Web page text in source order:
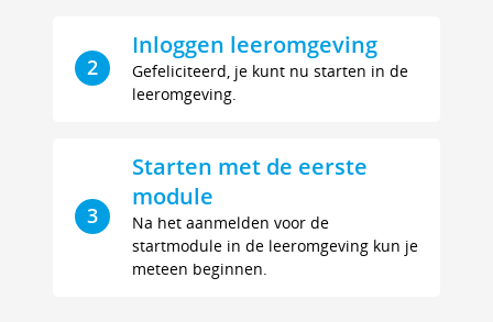
2
Inloggen leeromgeving
Gefeliciteerd, je kunt nu starten in de
leeromgeving.
3
Starten met de eerste
module
Na het aanmelden voor de
startmodule in de leeromgeving kun je
meteen beginnen.